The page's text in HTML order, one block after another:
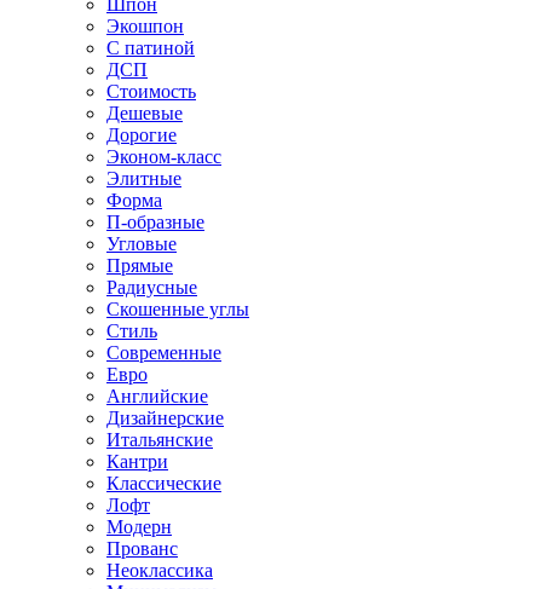
Шпон
Экошпон
С патиной
ДСП
Стоимость
Дешевые
Дорогие
Эконом-класс
Элитные
Форма
П-образные
Угловые
Прямые
Радиусные
Скошенные углы
Стиль
Современные
Евро
Английские
Дизайнерские
Итальянские
Кантри
Классические
Лофт
Модерн
Прованс
Неоклассика